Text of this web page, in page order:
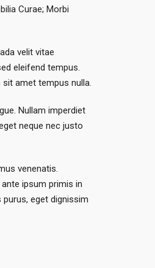
Curae; Morbi
velit vitae
eleifend tempus.
amet tempus nulla.
Nullam imperdiet
neque nec justo
venenatis.
ipsum primis in
eget dignissim